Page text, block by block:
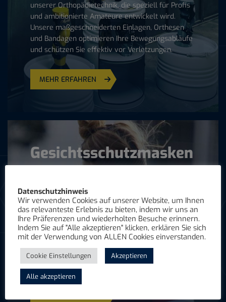
unserer Orthopädietechnik, die speziell für Profis
und ambitionierte Amateure entwickelt wird.
Unsere maßgeschneiderten Einlagen, Orthesen
und Bandagen optimieren Ihre Bewegungsabläufe
und schützen Sie effektiv vor Verletzungen.
MEHR ERFAHREN
Gesichtsschutzmasken
Entdecken Sie unsere hochentwickelten
Gesichtsschutzmasken, die speziell für den Schutz
im Spitzensport konzipiert sind. Ob Sie sich von
einer Verletzung erholen oder präventiven Schutz
suchen, unsere maßgeschneiderten Masken
bieten optimalen Schutz, ohne Ihre Leistung zu
beeinträchtigen.
Datenschutzhinweis
Wir verwenden Cookies auf unserer Website, um Ihnen
das relevanteste Erlebnis zu bieten, indem wir uns an
Ihre Präferenzen und wiederholten Besuche erinnern.
Indem Sie auf "Alle akzeptieren" klicken, erklären Sie sich
mit der Verwendung von ALLEN Cookies einverstanden.
Cookie Einstellungen Akzeptieren
Alle akzeptieren